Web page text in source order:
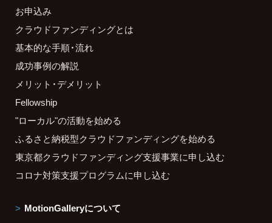
お申込み
クラウドファンディングとは
基本的な手順・流れ
成功事例の解説
メリット・デメリット
Fellowship
"ローカル"の活動を始める
ふるさと納税型クラウドファンディングを始める
東京都クラウドファンディング支援事業に申し込む
コロナ対策支援プログラムに申し込む
MotionGalleryについて